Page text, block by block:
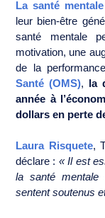
La santé
leur bien-être
santé mentale
motivation, une
de la
Santé (OMS), la
année à
dollars en perte
Laura Risquete,
déclare : « Il est
la santé
sentent soutenus